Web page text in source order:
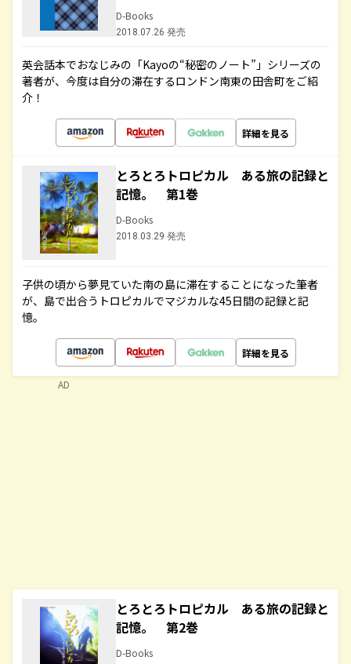
D-Books
2018.07.26 発売
英会話本でおなじみの「Kayoの“秘密のノート”」シリーズの
著者が、今度は自分の滞在するロンドン南東の田舎町をご紹
介！
詳細を見る
とろとろトロピカル ある旅の記録と
記憶。 第1巻
D-Books
2018.03.29 発売
子供の頃から夢見ていた南の島に滞在することになった筆者
が、島で出合うトロピカルでマジカルな45日間の記録と記
憶。
詳細を見る
とろとろトロピカル ある旅の記録と
記憶。 第2巻
D-Books
AD